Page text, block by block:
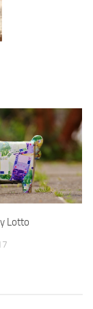
Lotto